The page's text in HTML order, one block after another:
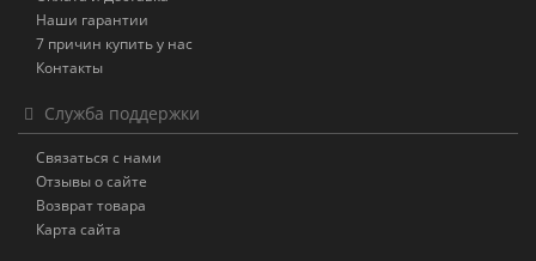
Наши гарантии
7 причин купить у нас
Контакты
Служба поддержки
Связаться с нами
Отзывы о сайте
Возврат товара
Карта сайта